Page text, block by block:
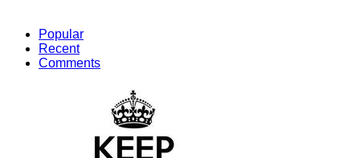
Popular
Recent
Comments